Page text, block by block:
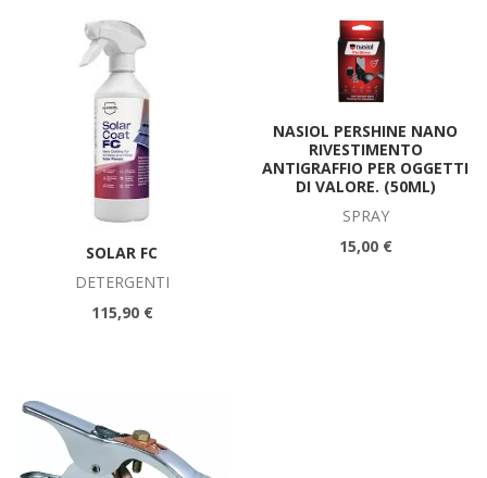
SOLAR FC
DETERGENTI
115,90 €
NASIOL PERSHINE NANO
RIVESTIMENTO
ANTIGRAFFIO PER OGGETTI
DI VALORE. (50ML)
SPRAY
15,00 €